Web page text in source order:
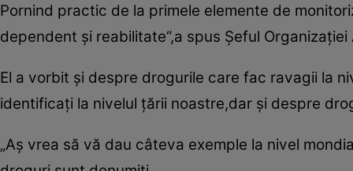
Pornind practic de la primele elemente de
dependent şi reabilitate“,a spus Şeful
El a vorbit şi despre drogurile care fac ravagii la
identificaţi la nivelul ţării noastre,dar şi despre
„Aş vrea să vă dau câteva exemple la nivel